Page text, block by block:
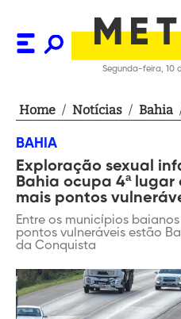
Segunda-feira, 10
Home / Notícias / Bahia
BAHIA
Exploração sexual
Bahia ocupa 4ª
mais pontos
Entre os municípios
pontos vulneráveis estão
da Conquista